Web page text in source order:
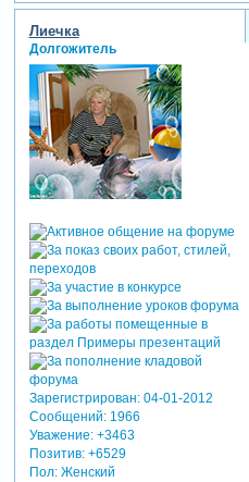
Лиечка
Долгожитель
Зарегистрирован: 04-01-2012
Сообщений:1966
Уважение: +3463
Позитив: +6529
Пол:Женский